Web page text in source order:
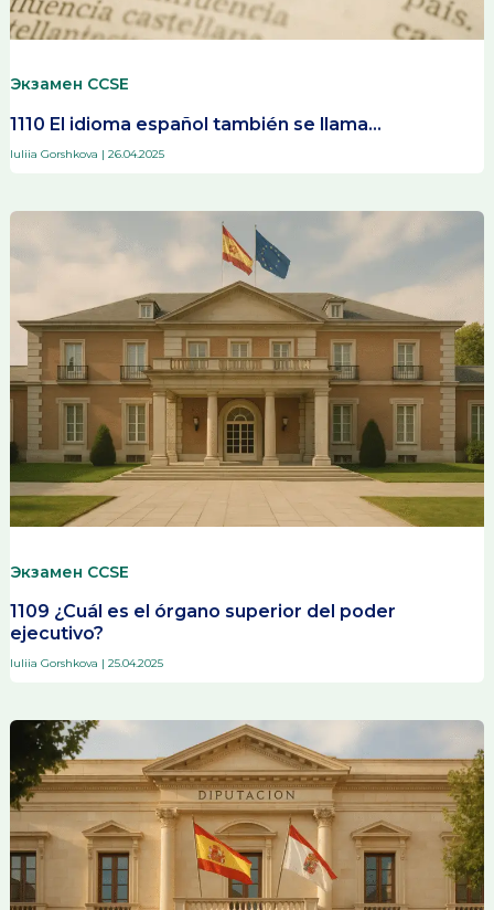
Экзамен CCSE
1110 El idioma español también se llama…
Iuliia Gorshkova |26.04.2025
Экзамен CCSE
1109 ¿Cuál es el órgano superior del poder
ejecutivo?
Iuliia Gorshkova |25.04.2025